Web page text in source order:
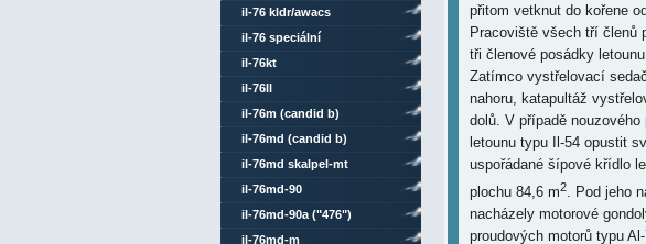
přitom vetknut do kořene
Pracoviště všech tří členů
tři členové posádky
Zatímco vystřelovací
nahoru, katapultáž
dolů. V případě
letounu typu Il-54 opustit
uspořádané šípové křídlo
plochu 84,6 m2. Pod jeho
nacházely motorové
proudových motorů typu
il-76 kldr/awacs
il-76 speciální
il-76kt
il-76ll
il-76m (candid b)
il-76md (candid b)
il-76md skalpel-mt
il-76md-90
il-76md-90a ("476")
il-76md-m